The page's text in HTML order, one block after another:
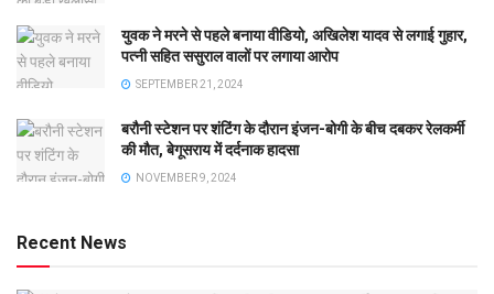
युवक ने मरने से पहले बनाया वीडियो, अखिलेश यादव से लगाई गुहार,
पत्नी सहित ससुराल वालों पर लगाया आरोप
SEPTEMBER 21, 2024
बरौनी स्टेशन पर शंटिंग के दौरान इंजन-बोगी के बीच दबकर रेलकर्मी
की मौत, बेगूसराय में दर्दनाक हादसा
NOVEMBER 9, 2024
Recent News